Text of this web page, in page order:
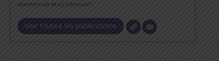
important est de s’y (re)trouver".
Voir toutes les publications